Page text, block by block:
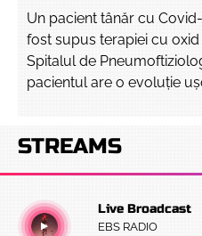
Un pacient tânăr cu
fost supus terapiei cu oxid
Spitalul de
pacientul are o evoluție
STREAMS
Live Broadcast
EBS RADIO